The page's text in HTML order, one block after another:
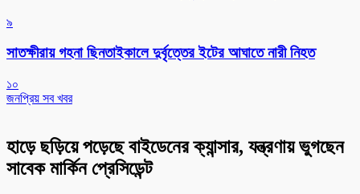
৯
সাতক্ষীরায় গহনা ছিনতাইকালে দুর্বৃত্তের ইটের আঘাতে নারী নিহত
১০
জনপ্রিয় সব খবর
হাড়ে ছড়িয়ে পড়েছে বাইডেনের ক্যান্সার, যন্ত্রণায় ভুগছেন
সাবেক মার্কিন প্রেসিডেন্ট